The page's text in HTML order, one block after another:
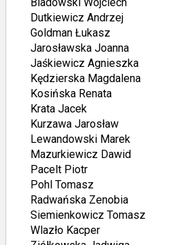
Dutkiewicz Andrzej
Goldman Łukasz
Jarosławska Joanna
Jaśkiewicz Agnieszka
Kędzierska Magdalena
Kosińska Renata
Krata Jacek
Kurzawa Jarosław
Lewandowski Marek
Mazurkiewicz Dawid
Pacelt Piotr
Pohl Tomasz
Radwańska Zenobia
Siemienkowicz Tomasz
Wlazło Kacper